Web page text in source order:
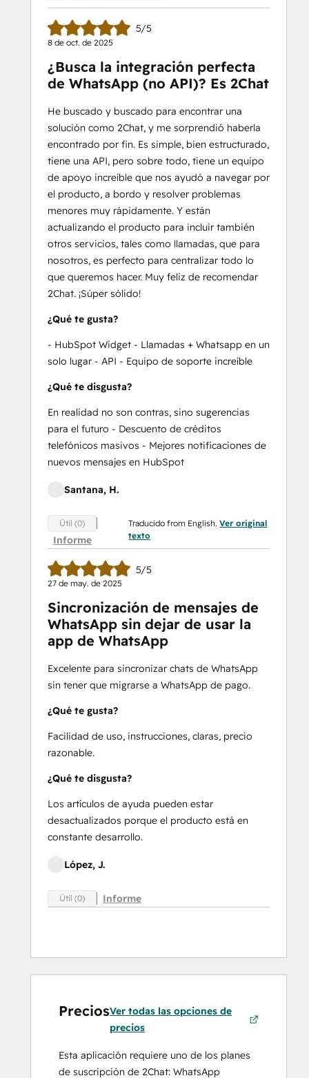
5/5
8 de oct. de 2025
¿Busca la integración perfecta
de WhatsApp (no API)? Es 2Chat
He buscado y buscado para encontrar una
solución como 2Chat, y me sorprendió haberla
encontrado por fin. Es simple, bien estructurado,
tiene una API, pero sobre todo, tiene un equipo
de apoyo increíble que nos ayudó a navegar por
el producto, a bordo y resolver problemas
menores muy rápidamente. Y están
actualizando el producto para incluir también
otros servicios, tales como llamadas, que para
nosotros, es perfecto para centralizar todo lo
que queremos hacer. Muy feliz de recomendar
2Chat. ¡Súper sólido!
¿Qué te gusta?
- HubSpot Widget - Llamadas + Whatsapp en un
solo lugar - API - Equipo de soporte increíble
¿Qué te disgusta?
En realidad no son contras, sino sugerencias
para el futuro - Descuento de créditos
telefónicos masivos - Mejores notificaciones de
nuevos mensajes en HubSpot
Santana, H.
Útil (0)
Informe
Traducido from English.Ver original
texto
5/5
27 de may. de 2025
Sincronización de mensajes de
WhatsApp sin dejar de usar la
app de WhatsApp
Excelente para sincronizar chats de WhatsApp
sin tener que migrarse a WhatsApp de pago.
¿Qué te gusta?
Facilidad de uso, instrucciones, claras, precio
razonable.
¿Qué te disgusta?
Los artículos de ayuda pueden estar
desactualizados porque el producto está en
constante desarrollo.
López, J.
Útil (0) Informe
PreciosVer todas las opciones de
precios
Esta aplicación requiere uno de los planes
de suscripción de 2Chat: WhatsApp